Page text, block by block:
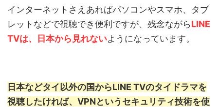
インターネットさえあればパソコンやスマホ、タブ
レットなどで視聴でき便利ですが、残念ながらLINE
TVは、日本から見れないようになっています。
日本などタイ以外の国からLINE TVのタイドラマを
視聴したければ、VPNというセキュリティ技術を使